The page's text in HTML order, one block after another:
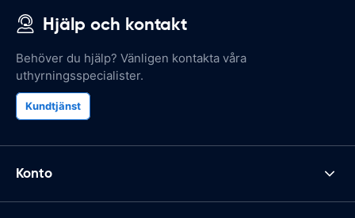
Hjälp och kontakt
Behöver du hjälp? Vänligen kontakta våra
uthyrningsspecialister.
Kundtjänst
Konto